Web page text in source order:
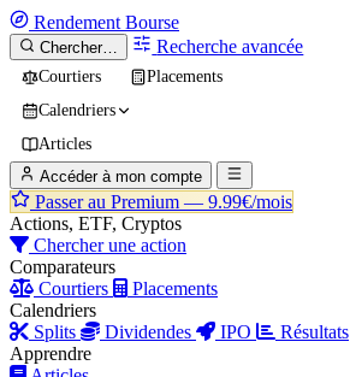
Rendement Bourse
Chercher… Recherche avancée
Courtiers
Placements
Calendriers
Articles
Accéder à mon compte
Passer au Premium — 9.99€/mois
Actions, ETF, Cryptos
Chercher une action
Comparateurs
Courtiers
Placements
Calendriers
Splits
Dividendes IPO
Résultats
Apprendre